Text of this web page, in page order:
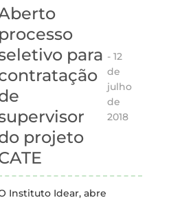
processo
para
projeto
- 12
de
julho
de
2018
Instituto Idear, abre